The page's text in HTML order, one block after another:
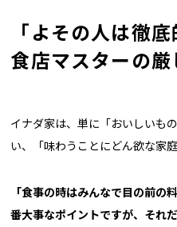
「よその人は徹
食店マスターの
イナダ家は、単に「おいしいも
い、「味わうことにどん欲な家
「食事の時はみんなで目の前の
番大事なポイントですが、それ